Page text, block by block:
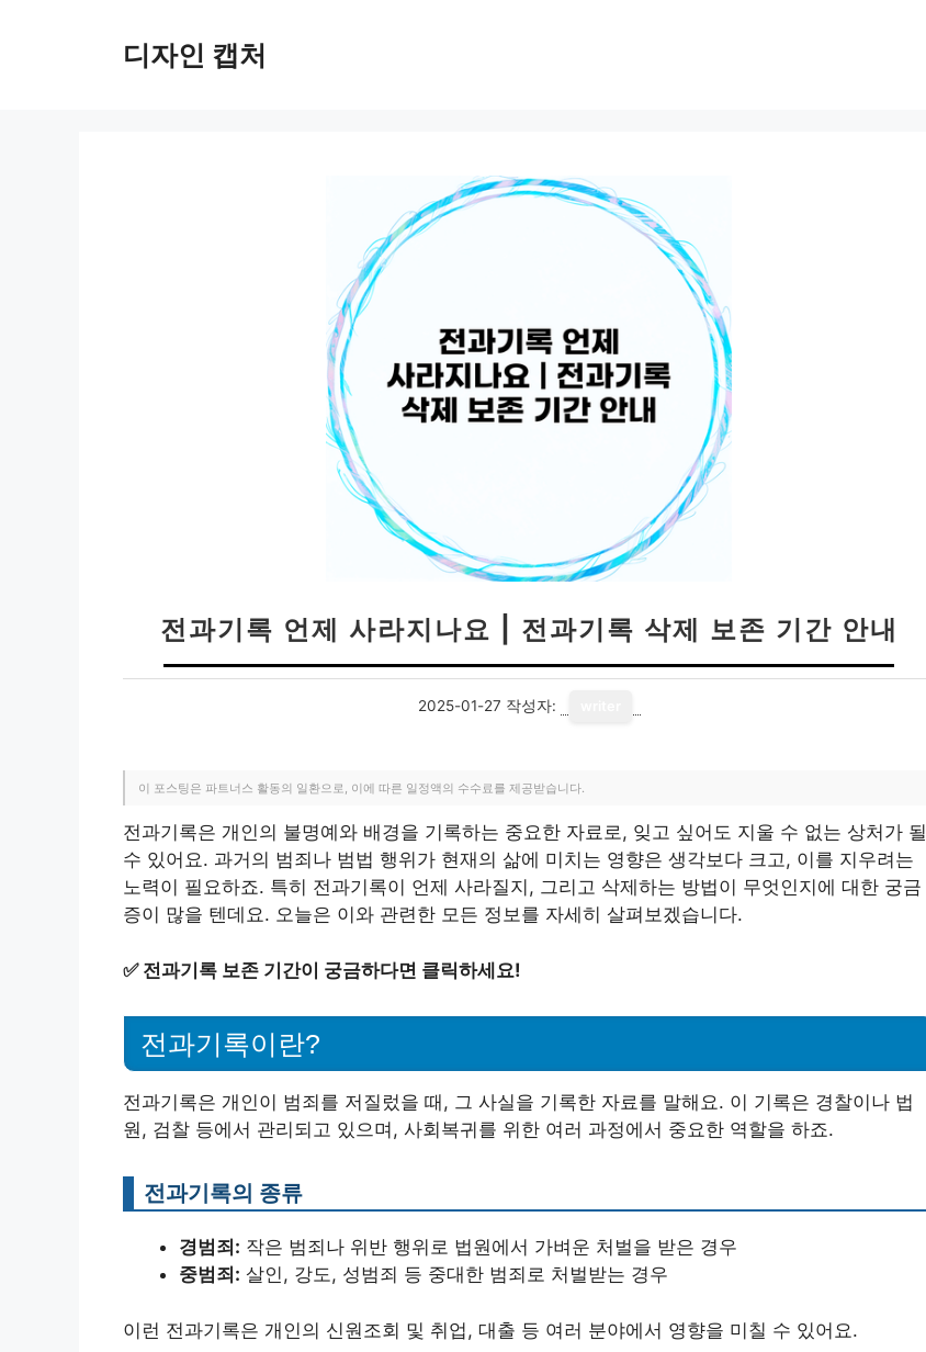
디자인 캡처
전과기록 언제 사라지나요 | 전과기록 삭제 보존 기간 안내
2025-01-27 작성자:
이 포스팅은 파트너스 활동의 일환으로, 이에 따른 일정액의 수수료를 제공받습니다.
전과기록은 개인의 불명예와 배경을 기록하는 중요한 자료로, 잊고 싶어도 지울 수 없는 상처가 될
수 있어요. 과거의 범죄나 범법 행위가 현재의 삶에 미치는 영향은 생각보다 크고, 이를 지우려는
노력이 필요하죠. 특히 전과기록이 언제 사라질지, 그리고 삭제하는 방법이 무엇인지에 대한 궁금
증이 많을 텐데요. 오늘은 이와 관련한 모든 정보를 자세히 살펴보겠습니다.
✅ 전과기록 보존 기간이 궁금하다면 클릭하세요!
전과기록이란?
전과기록은 개인이 범죄를 저질렀을 때, 그 사실을 기록한 자료를 말해요. 이 기록은 경찰이나 법
원, 검찰 등에서 관리되고 있으며, 사회복귀를 위한 여러 과정에서 중요한 역할을 하죠.
전과기록의 종류
경범죄: 작은 범죄나 위반 행위로 법원에서 가벼운 처벌을 받은 경우
중범죄: 살인, 강도, 성범죄 등 중대한 범죄로 처벌받는 경우
이런 전과기록은 개인의 신원조회 및 취업, 대출 등 여러 분야에서 영향을 미칠 수 있어요.